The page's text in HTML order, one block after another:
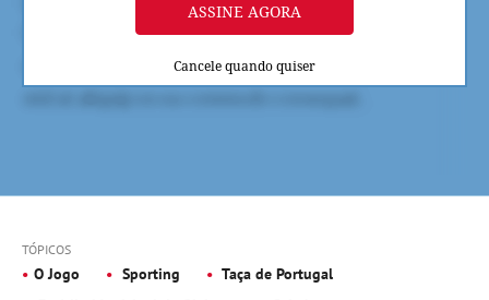
ASSINE AGORA
Cancele quando quiser
TÓPICOS
O Jogo Sporting
Taça de Portugal